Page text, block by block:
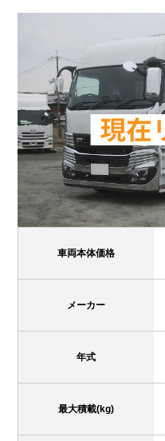
車両本体価格
メーカー
年式
最大積載(kg)